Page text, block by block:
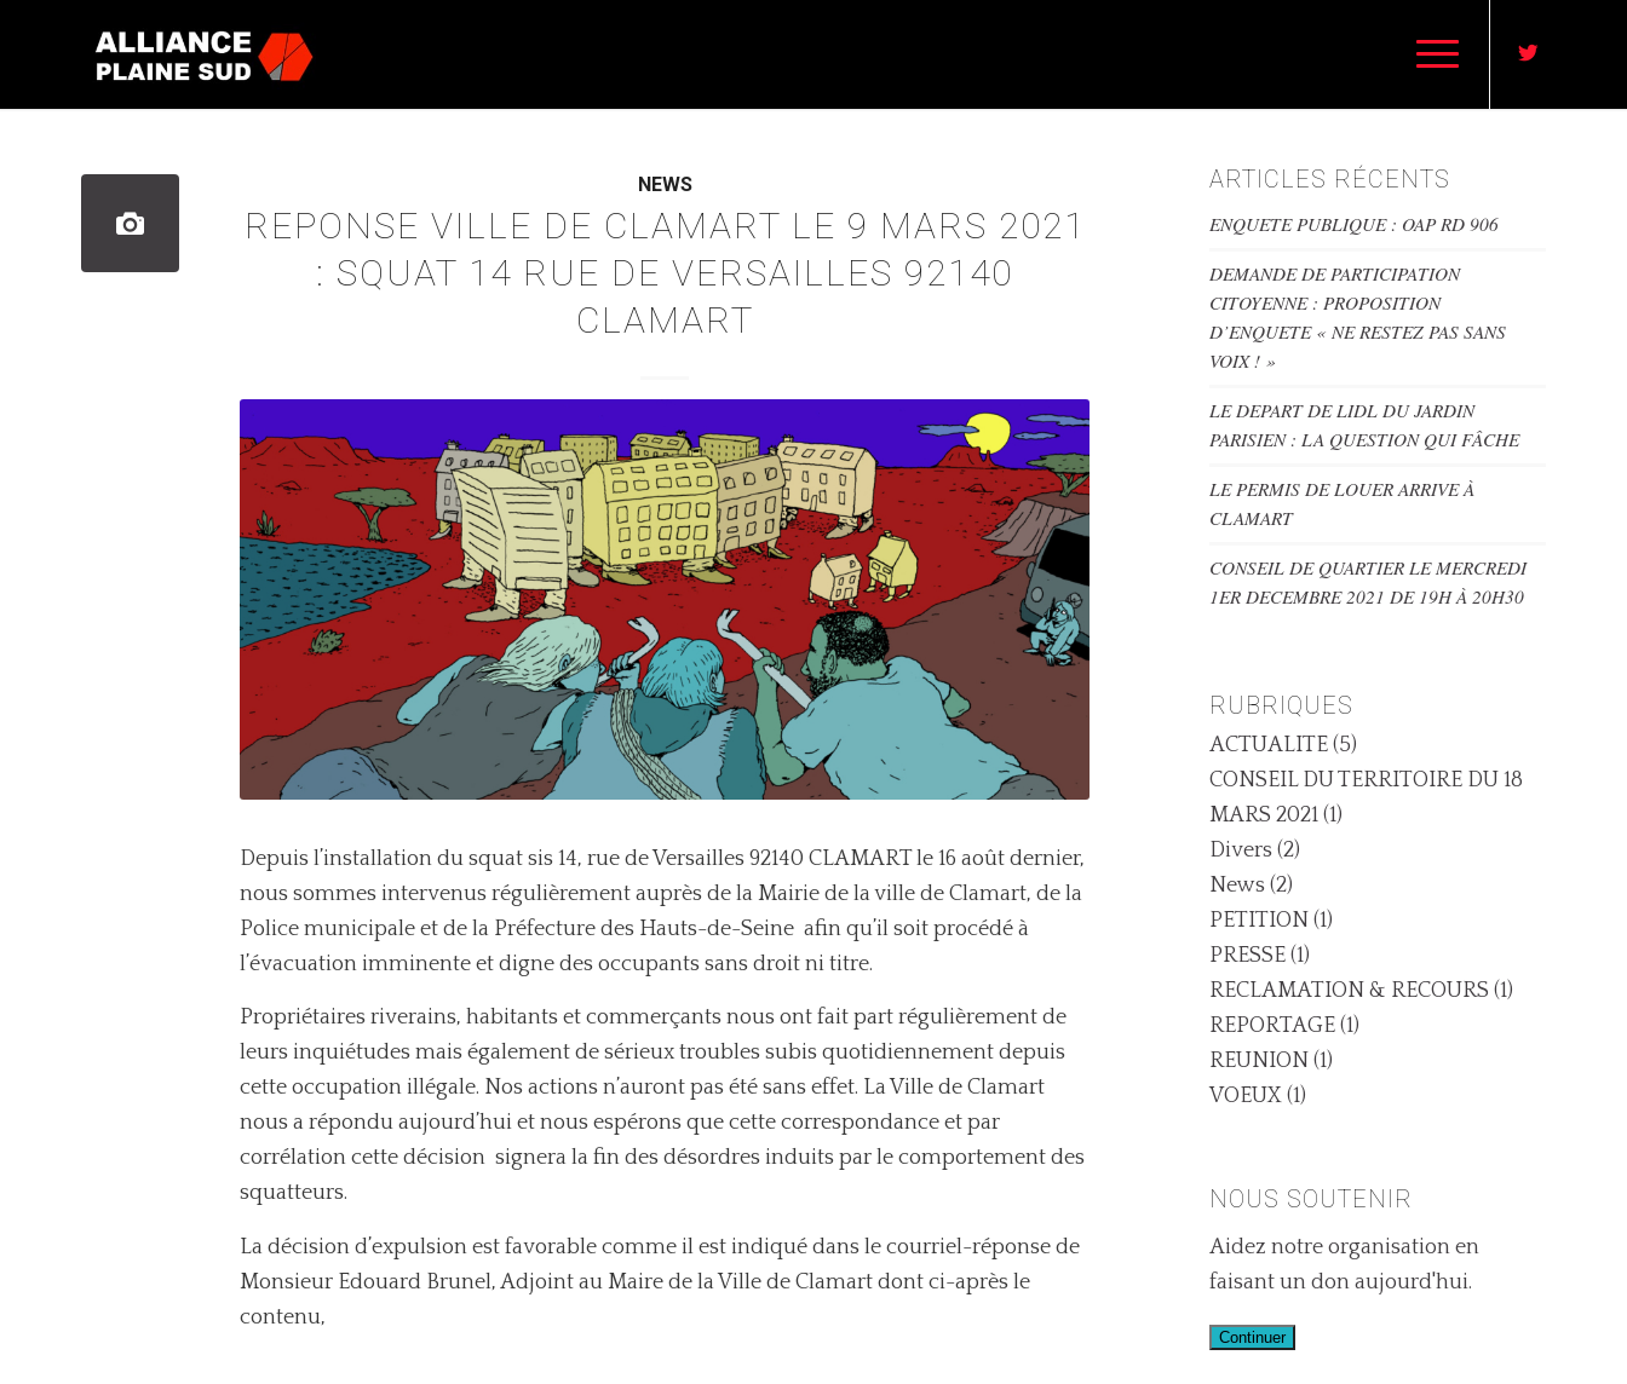
NEWS
REPONSE VILLE DE CLAMART LE 9 MARS 2021
: SQUAT 14 RUE DE VERSAILLES 92140
CLAMART
Depuis l’installation du squat sis 14, rue de Versailles 92140 CLAMART le 16 août dernier,
nous sommes intervenus régulièrement auprès de la Mairie de la ville de Clamart, de la
Police municipale et de la Préfecture des Hauts-de-Seine afin qu’il soit procédé à
l’évacuation imminente et digne des occupants sans droit ni titre.
Propriétaires riverains, habitants et commerçants nous ont fait part régulièrement de
leurs inquiétudes mais également de sérieux troubles subis quotidiennement depuis
cette occupation illégale. Nos actions n’auront pas été sans effet. La Ville de Clamart
nous a répondu aujourd’hui et nous espérons que cette correspondance et par
corrélation cette décision signera la fin des désordres induits par le comportement des
squatteurs.
La décision d’expulsion est favorable comme il est indiqué dans le courriel-réponse de
Monsieur Edouard Brunel, Adjoint au Maire de la Ville de Clamart dont ci-après le
contenu,
ARTICLES RÉCENTS
ENQUETE PUBLIQUE : OAP RD 906
DEMANDE DE PARTICIPATION
CITOYENNE : PROPOSITION
D’ENQUETE « NE RESTEZ PAS SANS
VOIX ! »
LE DEPART DE LIDL DU JARDIN
PARISIEN : LA QUESTION QUI FÂCHE
LE PERMIS DE LOUER ARRIVE À
CLAMART
CONSEIL DE QUARTIER LE MERCREDI
1ER DECEMBRE 2021 DE 19H À 20H30
RUBRIQUES
ACTUALITE (5)
CONSEIL DU TERRITOIRE DU 18
MARS 2021 (1)
Divers (2)
News (2)
PETITION (1)
PRESSE (1)
RECLAMATION & RECOURS (1)
REPORTAGE (1)
REUNION (1)
VOEUX (1)
NOUS SOUTENIR
Aidez notre organisation en
faisant un don aujourd'hui.
Continuer